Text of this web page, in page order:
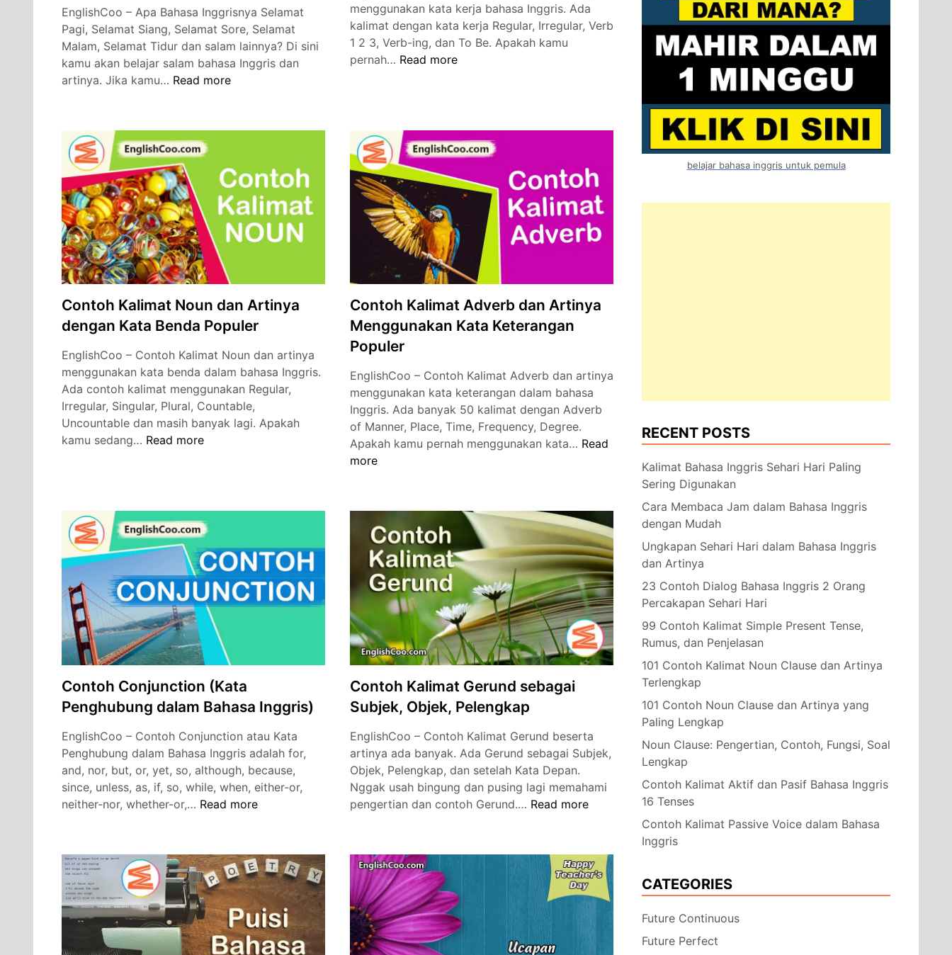
EnglishCoo – Apa Bahasa Inggrisnya Selamat
Pagi, Selamat Siang, Selamat Sore, Selamat
Malam, Selamat Tidur dan salam lainnya? Di sini
kamu akan belajar salam bahasa Inggris dan
artinya. Jika kamu… Bahasa
Pagi,
Siang,
Sore,
Malam,
Tidur
dan
Salam
Lainnya
Read more
menggunakan kata kerja bahasa Inggris. Ada
kalimat dengan kata kerja Regular, Irregular, Verb
1 2 3, Verb-ing, dan To Be. Apakah kamu
pernah… Contoh
Kerja
Bahasa
Inggris
Read more
Contoh Kalimat Noun dan Artinya
dengan Kata Benda Populer
EnglishCoo – Contoh Kalimat Noun dan artinya
menggunakan kata benda dalam bahasa Inggris.
Ada contoh kalimat menggunakan Regular,
Irregular, Singular, Plural, Countable,
Uncountable dan masih banyak lagi. Apakah
kamu sedang… Contoh
Artinya
dengan
Kata
Populer
Read more
Contoh Kalimat Adverb dan Artinya
Menggunakan Kata Keterangan
Populer
EnglishCoo – Contoh Kalimat Adverb dan artinya
menggunakan kata keterangan dalam bahasa
Inggris. Ada banyak 50 kalimat dengan Adverb
of Manner, Place, Time, Frequency, Degree.
Apakah kamu pernah menggunakan kata… Contoh
Artinya
Menggunakan
Kata
Keterangan
Populer
Read
more
Contoh Conjunction (Kata
Penghubung dalam Bahasa Inggris)
EnglishCoo – Contoh Conjunction atau Kata
Penghubung dalam Bahasa Inggris adalah for,
and, nor, but, or, yet, so, although, because,
since, unless, as, if, so, while, when, either-or,
neither-nor, whether-or,… Contoh
Penghubung
dalam
Bahasa
Inggris)
Read more
Contoh Kalimat Gerund sebagai
Subjek, Objek, Pelengkap
EnglishCoo – Contoh Kalimat Gerund beserta
artinya ada banyak. Ada Gerund sebagai Subjek,
Objek, Pelengkap, dan setelah Kata Depan.
Nggak usah bingung dan pusing lagi memahami
pengertian dan contoh Gerund.… Contoh
sebagai
Subjek,
Objek,
Pelengkap
Read more
belajar bahasa inggris untuk pemula
RECENT POSTS
Kalimat Bahasa Inggris Sehari Hari Paling
Sering Digunakan
Cara Membaca Jam dalam Bahasa Inggris
dengan Mudah
Ungkapan Sehari Hari dalam Bahasa Inggris
dan Artinya
23 Contoh Dialog Bahasa Inggris 2 Orang
Percakapan Sehari Hari
99 Contoh Kalimat Simple Present Tense,
Rumus, dan Penjelasan
101 Contoh Kalimat Noun Clause dan Artinya
Terlengkap
101 Contoh Noun Clause dan Artinya yang
Paling Lengkap
Noun Clause: Pengertian, Contoh, Fungsi, Soal
Lengkap
Contoh Kalimat Aktif dan Pasif Bahasa Inggris
16 Tenses
Contoh Kalimat Passive Voice dalam Bahasa
Inggris
CATEGORIES
Future Continuous
Future Perfect